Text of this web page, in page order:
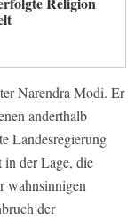
Narendra Modi. Er
anderthalb
Landesregierung
der Lage, die
wahnsinnigen
der